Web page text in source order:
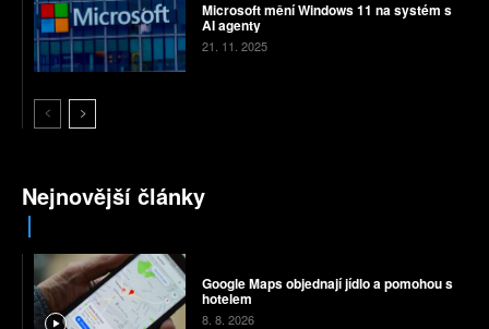
Microsoft mění Windows 11 na systém s
AI agenty
21. 11. 2025
Nejnovější články
Google Maps objednají jídlo a pomohou s
hotelem
8. 8. 2026